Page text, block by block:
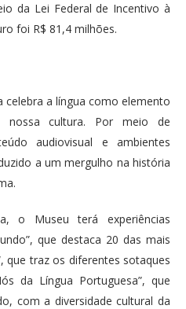
da Lei Federal de Incentivo à
foi R$ 81,4 milhões.
celebra a língua como elemento
nossa cultura. Por meio de
audiovisual e ambientes
a um mergulho na história
o Museu terá experiências
que destaca 20 das mais
que traz os diferentes sotaques
da Língua Portuguesa”, que
com a diversidade cultural da